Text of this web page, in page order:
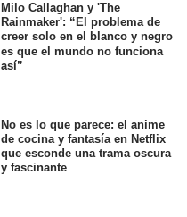
Milo Callaghan y 'The
Rainmaker': “El problema de
creer solo en el blanco y negro
es que el mundo no funciona
así”
No es lo que parece: el anime
de cocina y fantasía en Netflix
que esconde una trama oscura
y fascinante